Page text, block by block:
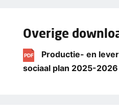
Overige
PDF
Productie- en
sociaal plan 2025-2026